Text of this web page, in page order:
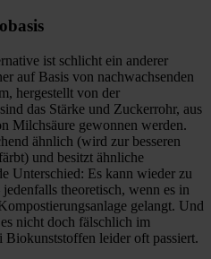
ist schlicht ein anderer
auf Basis von nachwachsenden
hergestellt von der
das Stärke und Zuckerrohr, aus
Milchsäure gewonnen werden.
ähnlich (wird zur besseren
und besitzt ähnliche
Unterschied: Es kann wieder zu
theoretisch, wenn es in
gelangt. Und
nicht doch fälschlich im
leider oft passiert.